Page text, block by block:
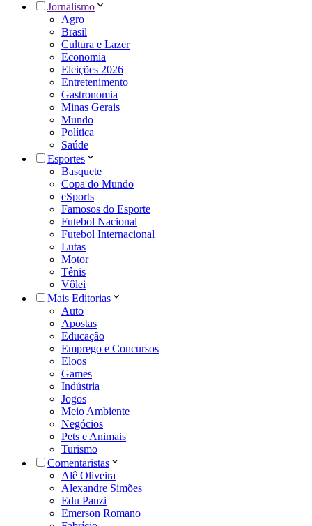
Jornalismo
Agro
Brasil
Cultura e Lazer
Economia
Eleições 2026
Entretenimento
Gastronomia
Minas Gerais
Mundo
Política
Saúde
Esportes
Basquete
Copa do Mundo
eSports
Famosos do Esporte
Futebol Nacional
Futebol Internacional
Lutas
Motor
Tênis
Vôlei
Mais Editorias
Auto
Apostas
Educação
Emprego e Concursos
Eloos
Games
Indústria
Jogos
Meio Ambiente
Negócios
Pets e Animais
Turismo
Comentaristas
Alê Oliveira
Alexandre Simões
Edu Panzi
Emerson Romano